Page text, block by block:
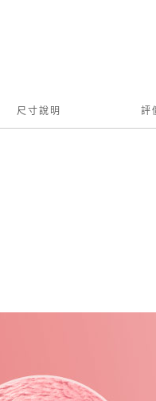
尺寸說明 評